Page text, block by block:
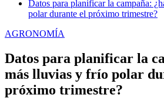
Datos para planificar la campaña:
polar durante el próximo trimestre?
AGRONOMÍA
Datos para planificar la
más lluvias y frío polar
próximo trimestre?